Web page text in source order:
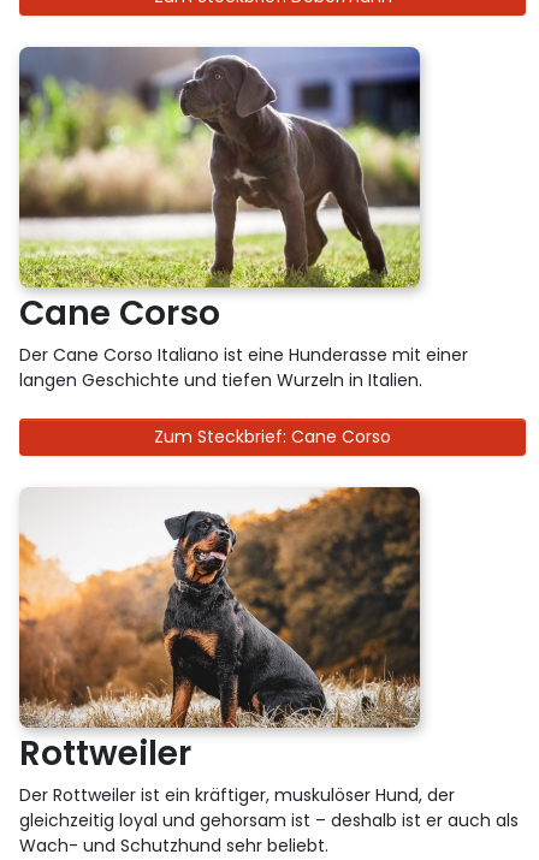
Cane Corso
Der Cane Corso Italiano ist eine Hunderasse mit einer
langen Geschichte und tiefen Wurzeln in Italien.
Zum Steckbrief: Cane Corso
Rottweiler
Der Rottweiler ist ein kräftiger, muskulöser Hund, der
gleichzeitig loyal und gehorsam ist – deshalb ist er auch als
Wach- und Schutzhund sehr beliebt.